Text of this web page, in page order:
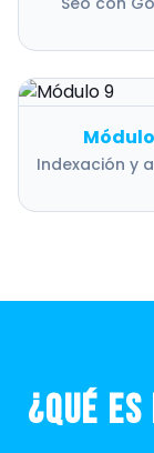
Indexación y
¿Qué